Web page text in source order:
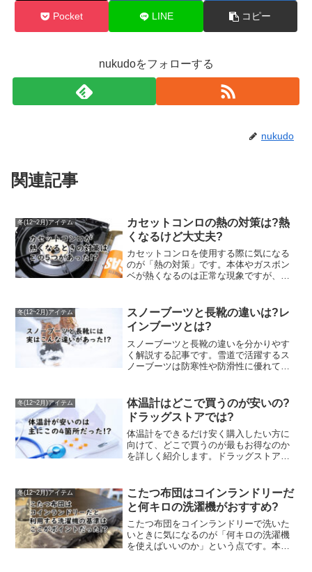
Pocket LINE コピー
nukudoをフォローする
nukudo
関連記事
冬(12~2月)アイテム
カセットコンロの熱の対策は?熱
くなるけど大丈夫?
カセットコンロを使用する際に気になる
のが「熱の対策」です。本体やガスボン
ベが熱くなるのは正常な現象ですが、過
策」として、遮熱板の利用や適切な鍋の
選び方、使用環境の注意点などを詳しく
紹介しています。また、カセットコンロ
が熱くなるのは大丈夫なのかという疑問
にも触れ、安全に使うためのポイントを
わかりやすく解説します。家庭やキャン
冬(12~2月)アイテム
スノーブーツと長靴の違いは?レ
インブーツとは?
スノーブーツと長靴の違いを分かりやす
く解説する記事です。雪道で活躍するス
ノーブーツは防寒性や防滑性に優れてお
で、軽量で取り回しがしやすい特徴があ
ります。さらに、雨の日に快適さやファ
ッション性を求める場合に選ばれるのが
レインブーツです。それぞれの特徴を比
較することで、天候やシーンに合わせた
靴選びのポイントが理解できます。「ス
冬(12~2月)アイテム
体温計はどこで買うのが安いの?
ドラッグストアでは?
体温計をできるだけ安く購入したい方に
向けて、どこで買うのが最もお得なのか
を詳しく紹介します。ドラッグストア、
い買い方を解説。特にドラッグストアで
は、セールやポイント還元を活用するこ
とで実質的に安く購入できるケースもあ
ります。この記事では、体温計が安いド
ラッグストアの具体例や、買うタイミン
グのコツもあわせて紹介します。「体温
冬(12~2月)アイテム
こたつ布団はコインランドリーだ
と何キロの洗濯機がおすすめ?
こたつ布団をコインランドリーで洗いた
いときに気になるのが「何キロの洗濯機
を使えばいいのか」という点です。本記